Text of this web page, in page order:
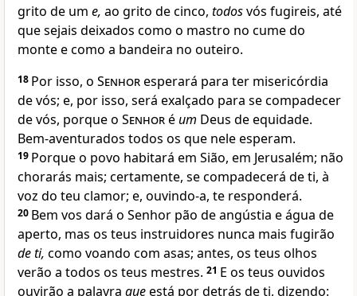
grito de um e, ao grito de cinco, todosvós fugireis, até
que sejais deixados como o mastro no cume do
monte e como a bandeira no outeiro.
18 Por isso, o Senhoresperará para ter misericórdia
de vós; e, por isso, será exalçado para se compadecer
de vós, porque o Senhoréum Deus de equidade.
Bem-aventurados todos os que nele esperam.
19 Porque o povo habitará em Sião, em Jerusalém; não
chorarás mais; certamente, se compadecerá de ti, à
voz do teu clamor; e, ouvindo-a, te responderá.
20 Bem vos dará o Senhor pão de angústia e água de
aperto, mas os teus instruidores nunca mais fugirão
de ti, como voando com asas; antes, os teus olhos
verão a todos os teus mestres. 21 E os teus ouvidos
ouvirão a palavra queestá por detrás de ti, dizendo: